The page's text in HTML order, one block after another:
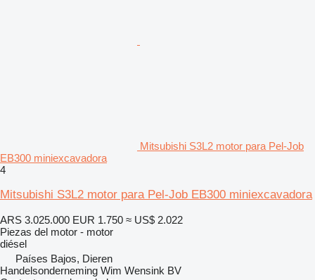
Mitsubishi S3L2 motor para Pel-Job
EB300 miniexcavadora
4
Mitsubishi S3L2 motor para Pel-Job EB300 miniexcavadora
ARS 3.025.000 EUR 1.750 ≈ US$ 2.022
Piezas del motor - motor
diésel
Países Bajos, Dieren
Handelsonderneming Wim Wensink BV